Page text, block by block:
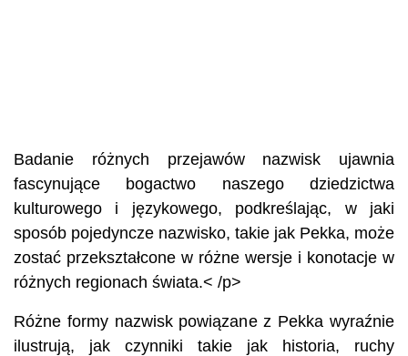
Badanie różnych przejawów nazwisk ujawnia
fascynujące bogactwo naszego dziedzictwa
kulturowego i językowego, podkreślając, w jaki
sposób pojedyncze nazwisko, takie jak Pekka, może
zostać przekształcone w różne wersje i konotacje w
różnych regionach świata.< /p>
Różne formy nazwisk powiązane z Pekka wyraźnie
ilustrują, jak czynniki takie jak historia, ruchy